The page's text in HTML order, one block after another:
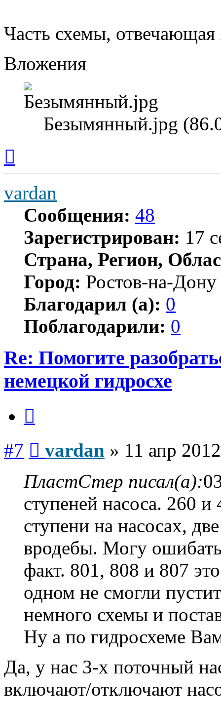
Часть схемы, отвечающая
Вложения
Безымянный.jpg
началу
vardan
Сообщения: 48
Зарегистрирован: 17
Страна, Регион,
Город: Ростов-на-Дону
Благодарил (а): 0
Поблагодарили: 0
Re: Помогите
немецкой гидросхе
#7 vardan » 11 апр
ПластСтер писал(а):
ступеней насоса. 260
ступени на насосах,
вродебы. Могу
факт. 801, 808 и 807
одном не смогли
немного схемы и
Ну а по гидросхеме
Да, у нас 3-х поточный
включают/отключают